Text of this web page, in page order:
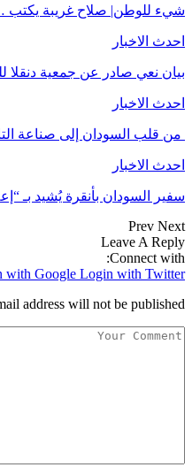
شيء للوطن| صلاح غريبة يكتب
احدث الاخبار
بيان نعي صادر عن جمعية دنقلا
احدث الاخبار
من قلب السودان إلى صناعة
احدث الاخبار
سفير السودان بأنقرة يُشيد بـ
Prev Next
Leave A Reply
Connect with:
with Google Login with Twitter
address will not be published.